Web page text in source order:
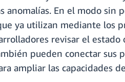
anomalías. En el modo sin
ya utilizan mediante los
revisar el estado
pueden conectar sus
ampliar las capacidades